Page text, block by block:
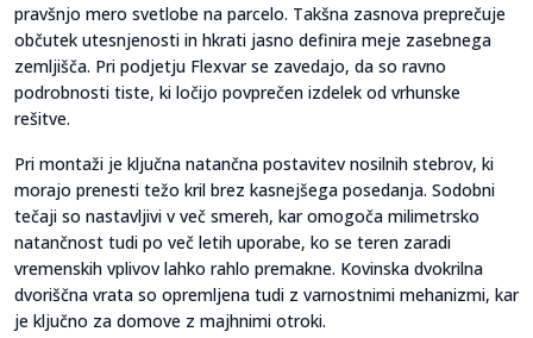
pravšnjo mero svetlobe na parcelo. Takšna zasnova preprečuje
občutek utesnjenosti in hkrati jasno definira meje zasebnega
zemljišča. Pri podjetju Flexvar se zavedajo, da so ravno
podrobnosti tiste, ki ločijo povprečen izdelek od vrhunske
rešitve.
Pri montaži je ključna natančna postavitev nosilnih stebrov, ki
morajo prenesti težo kril brez kasnejšega posedanja. Sodobni
tečaji so nastavljivi v več smereh, kar omogoča milimetrsko
natančnost tudi po več letih uporabe, ko se teren zaradi
vremenskih vplivov lahko rahlo premakne. Kovinska dvokrilna
dvoriščna vrata so opremljena tudi z varnostnimi mehanizmi, kar
je ključno za domove z majhnimi otroki.